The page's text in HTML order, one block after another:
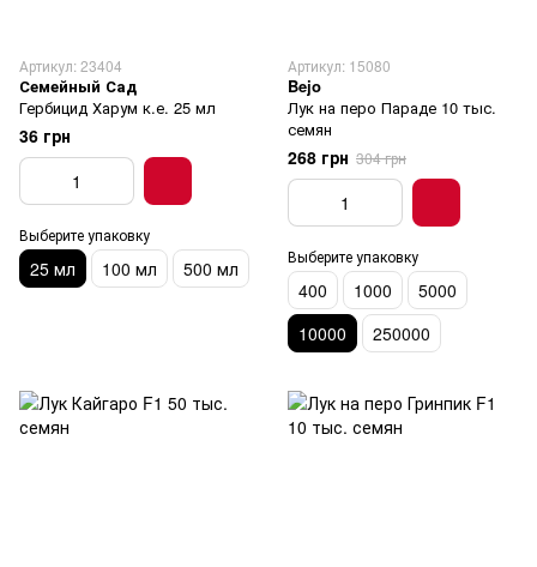
Артикул: 23404
Семейный Сад
Гербицид Харум к.е. 25 мл
36 грн
Выберите упаковку
25 мл 100 мл 500 мл
Артикул: 15080
Bejo
Лук на перо Параде 10 тыс.
семян
268 грн 304 грн
Выберите упаковку
400 1000
5000
10000
250000